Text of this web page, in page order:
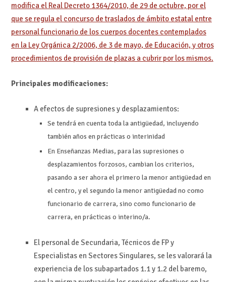
modifica el Real Decreto 1364/2010, de 29 de octubre, por el
que se regula el concurso de traslados de ámbito estatal entre
personal funcionario de los cuerpos docentes contemplados
en la Ley Orgánica 2/2006, de 3 de mayo, de Educación, y otros
procedimientos de provisión de plazas a cubrir por los mismos.
Principales modificaciones:
A efectos de supresiones y desplazamientos:
Se tendrá en cuenta toda la antigüedad, incluyendo
también años en prácticas o interinidad
En Enseñanzas Medias, para las supresiones o
desplazamientos forzosos, cambian los criterios,
pasando a ser ahora el primero la menor antigüedad en
el centro, y el segundo la menor antigüedad no como
funcionario de carrera, sino como funcionario de
carrera, en prácticas o interino/a.
El personal de Secundaria, Técnicos de FP y
Especialistas en Sectores Singulares, se les valorará la
experiencia de los subapartados 1.1 y 1.2 del baremo,